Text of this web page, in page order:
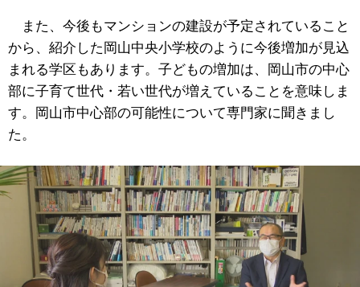
また、今後もマンションの建設が予定されていること
から、紹介した岡山中央小学校のように今後増加が見込
まれる学区もあります。子どもの増加は、岡山市の中心
部に子育て世代・若い世代が増えていることを意味しま
す。岡山市中心部の可能性について専門家に聞きまし
た。